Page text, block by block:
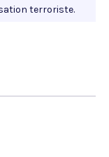
terroriste.